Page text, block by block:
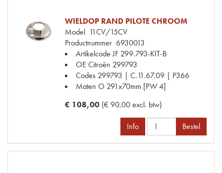
WIELDOP RAND PILOTE CHROOM
Model 11CV/15CV
Productnummer 6930013
Artikelcode JF 299.793-KIT-B
OE Citroën 299793
Codes 299793 | C.11.67.09 | P366
Maten O 291x70mm [PW 4]
€ 108,00 (€ 90,00 excl. btw)
Info Bestel